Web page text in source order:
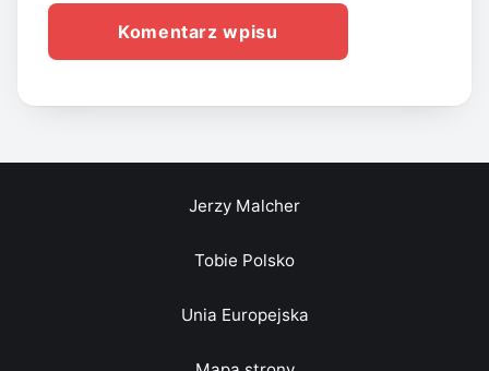
Jerzy Malcher
Tobie Polsko
Unia Europejska